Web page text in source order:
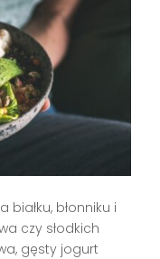
błonniku i
czy słodkich
gęsty jogurt